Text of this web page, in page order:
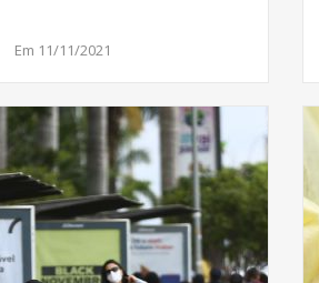
Em 11/11/2021